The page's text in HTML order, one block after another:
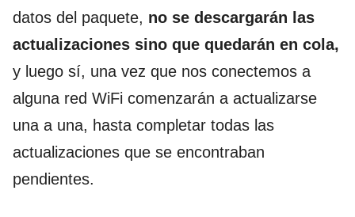
datos del paquete, no se descargarán las
actualizaciones sino que quedarán en cola,
y luego sí, una vez que nos conectemos a
alguna red WiFi comenzarán a actualizarse
una a una, hasta completar todas las
actualizaciones que se encontraban
pendientes.